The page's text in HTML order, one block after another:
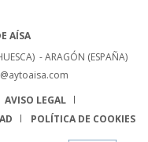
AÍSA
- ARAGÓN (ESPAÑA)
AVISO LEGAL
POLÍTICA DE COOKIES